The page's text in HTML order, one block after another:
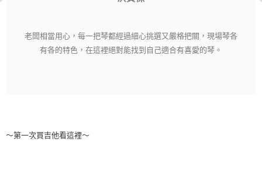
老闆相當用心，每一把琴都經過細心挑選又嚴格把關，現場琴各
有各的特色，在這裡絕對能找到自己適合有喜愛的琴。
～第一次買吉他看這裡～